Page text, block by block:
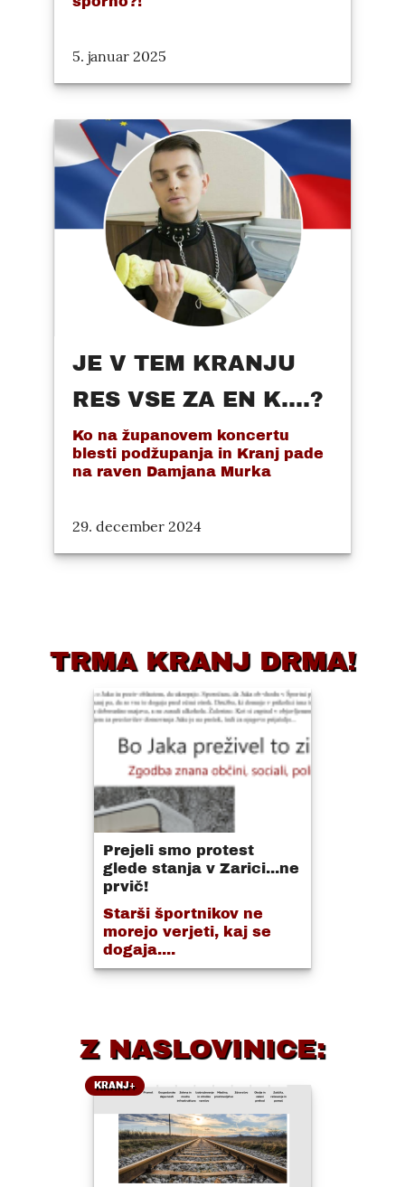
5. januar 2025
JE V TEM KRANJU
RES VSE ZA EN K....?
Ko na županovem koncertu
blesti podžupanja in Kranj pade
na raven Damjana Murka
29. december 2024
TRMA KRANJ DRMA!
Prejeli smo protest
glede stanja v Zarici...ne
prvič!
Starši športnikov ne
morejo verjeti, kaj se
dogaja....
Z NASLOVINICE:
KRANJ+